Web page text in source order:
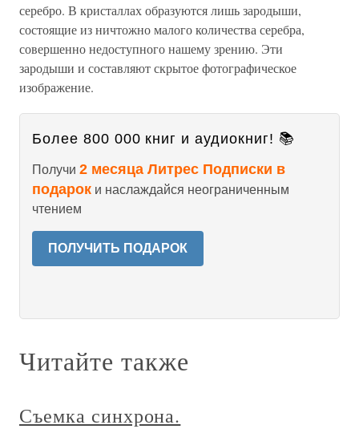
серебро. В кристаллах образуются лишь зародыши,
состоящие из ничтожно малого количества серебра,
совершенно недоступного нашему зрению. Эти
зародыши и составляют скрытое фотографическое
изображение.
Более 800 000 книг и аудиокниг! 📚
Получи 2 месяца Литрес Подписки в
подарок и наслаждайся неограниченным
чтением
ПОЛУЧИТЬ ПОДАРОК
Читайте также
Съемка синхрона.